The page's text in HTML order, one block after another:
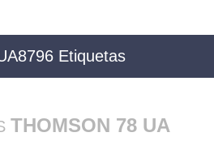
Etiquetas
THOMSON 78 UA